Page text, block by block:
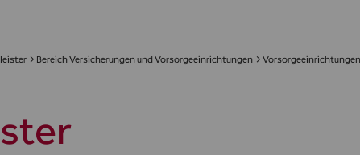
Bereich Versicherungen und Vorsorgeeinrichtungen Vorsorgeeinrichtungen